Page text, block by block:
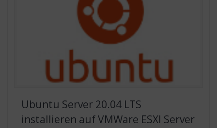
Ubuntu Server 20.04 LTS
installieren auf VMWare ESXI Server